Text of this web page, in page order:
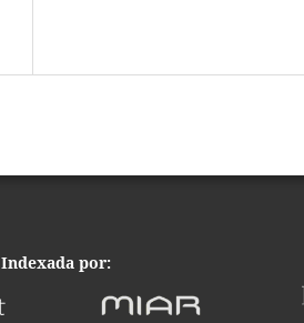
Indexada por: